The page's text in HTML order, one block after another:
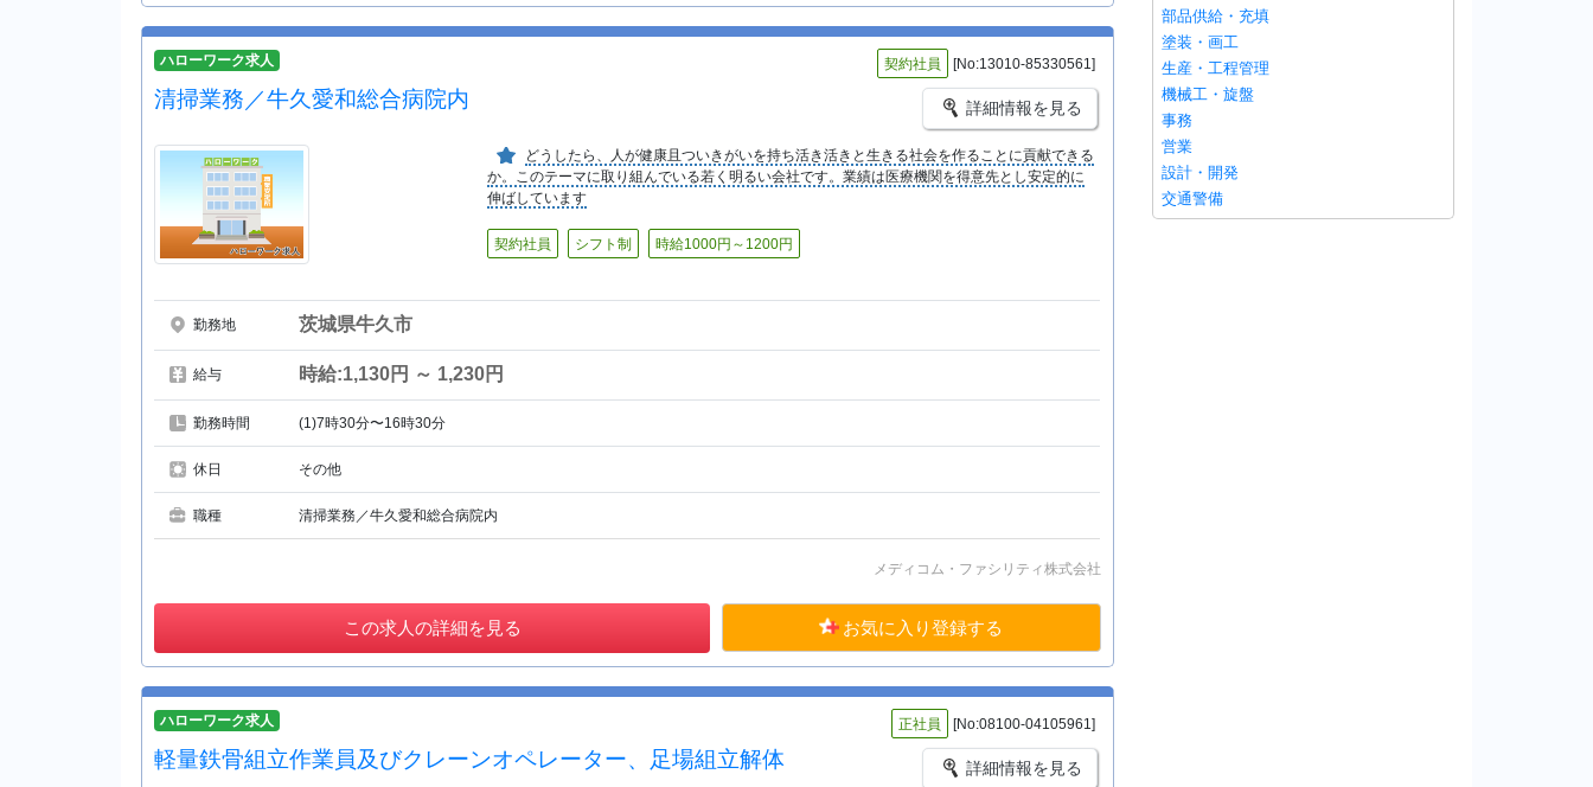
ハローワーク求人 契約社員 [No:13010-85330561]
清掃業務／牛久愛和総合病院内 詳細情報を見る
どうしたら、人が健康且ついきがいを持ち活き活きと生きる社会を作ることに貢献できる
か。このテーマに取り組んでいる若く明るい会社です。業績は医療機関を得意先とし安定的に
伸ばしています
契約社員 シフト制 時給1000円～1200円
勤務地 茨城県牛久市
給与 時給:1,130円 ～ 1,230円
勤務時間 (1)7時30分〜16時30分
休日 その他
職種 清掃業務／牛久愛和総合病院内
メディコム・ファシリティ株式会社
この求人の詳細を見る お気に入り登録する
ハローワーク求人 正社員 [No:08100-04105961]
軽量鉄骨組立作業員及びクレーンオペレーター、足場組立解体 詳細情報を見る
部品供給・充填
塗装・画工
生産・工程管理
機械工・旋盤
事務
営業
設計・開発
交通警備